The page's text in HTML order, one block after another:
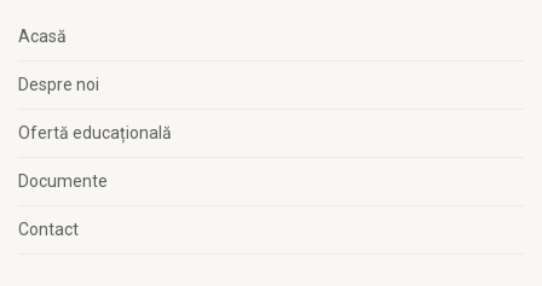
Acasă
Despre noi
Ofertă educațională
Documente
Contact